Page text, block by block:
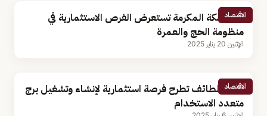
الاقتصاد
غرفة مكة المكرمة تستعرض الفرص الاستثمارية في
منظومة الحج والعمرة
الإثنين 20 يناير 2025
الاقتصاد
أمانة الطائف تطرح فرصة استثمارية لإنشاء وتشغيل برج
متعدد الاستخدام